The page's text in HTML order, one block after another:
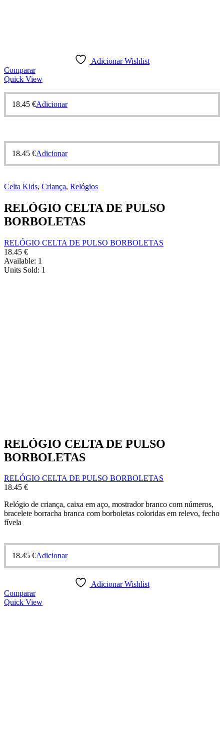
Adicionar Wishlist
Comparar
Quick View
18.45 €Adicionar
18.45 €Adicionar
Celta Kids, Criança, Relógios
RELÓGIO CELTA DE PULSO
BORBOLETAS
RELÓGIO CELTA DE PULSO BORBOLETAS
18.45 €
Available: 1
Units Sold: 1
RELÓGIO CELTA DE PULSO
BORBOLETAS
RELÓGIO CELTA DE PULSO BORBOLETAS
18.45 €
Relógio de criança, caixa em aço, mostrador branco com números,
bracelete borracha branca com borboletas coloridas em relevo, fecho
fívela
18.45 €Adicionar
Adicionar Wishlist
Comparar
Quick View